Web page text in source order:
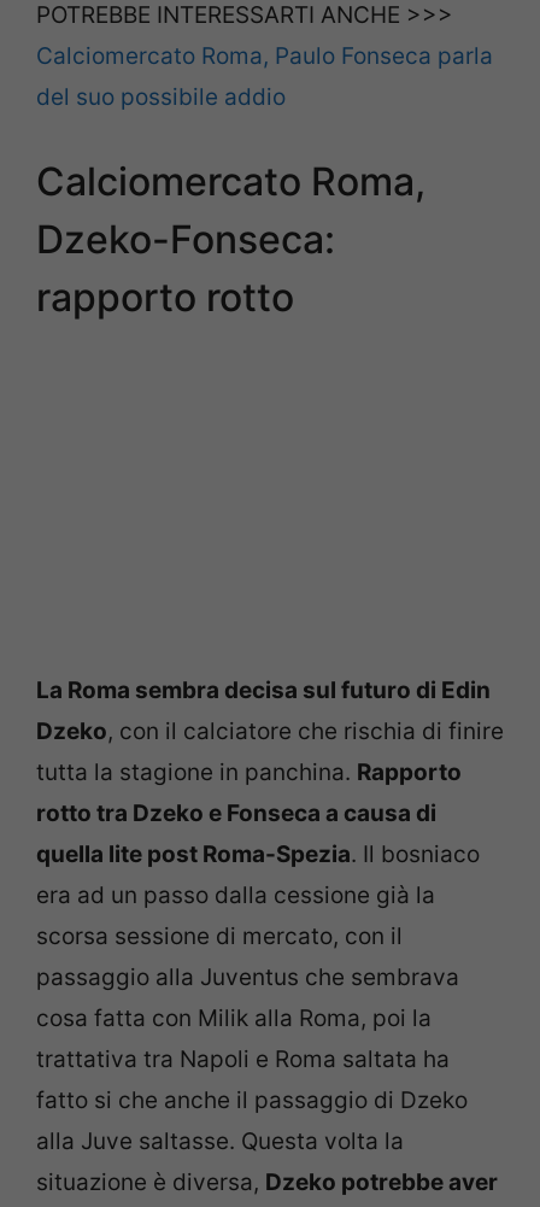
POTREBBE INTERESSARTI ANCHE >>>
Calciomercato Roma, Paulo Fonseca parla
del suo possibile addio
Calciomercato Roma,
Dzeko-Fonseca:
rapporto rotto
La Roma sembra decisa sul futuro di Edin
Dzeko, con il calciatore che rischia di finire
tutta la stagione in panchina. Rapporto
rotto tra Dzeko e Fonseca a causa di
quella lite post Roma-Spezia. Il bosniaco
era ad un passo dalla cessione già la
scorsa sessione di mercato, con il
passaggio alla Juventus che sembrava
cosa fatta con Milik alla Roma, poi la
trattativa tra Napoli e Roma saltata ha
fatto si che anche il passaggio di Dzeko
alla Juve saltasse. Questa volta la
situazione è diversa, Dzeko potrebbe aver